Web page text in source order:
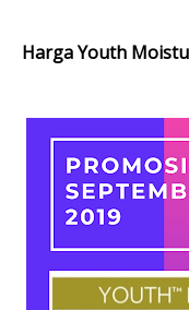
HargaYouth